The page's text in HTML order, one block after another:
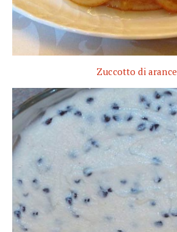
Zuccotto di arance